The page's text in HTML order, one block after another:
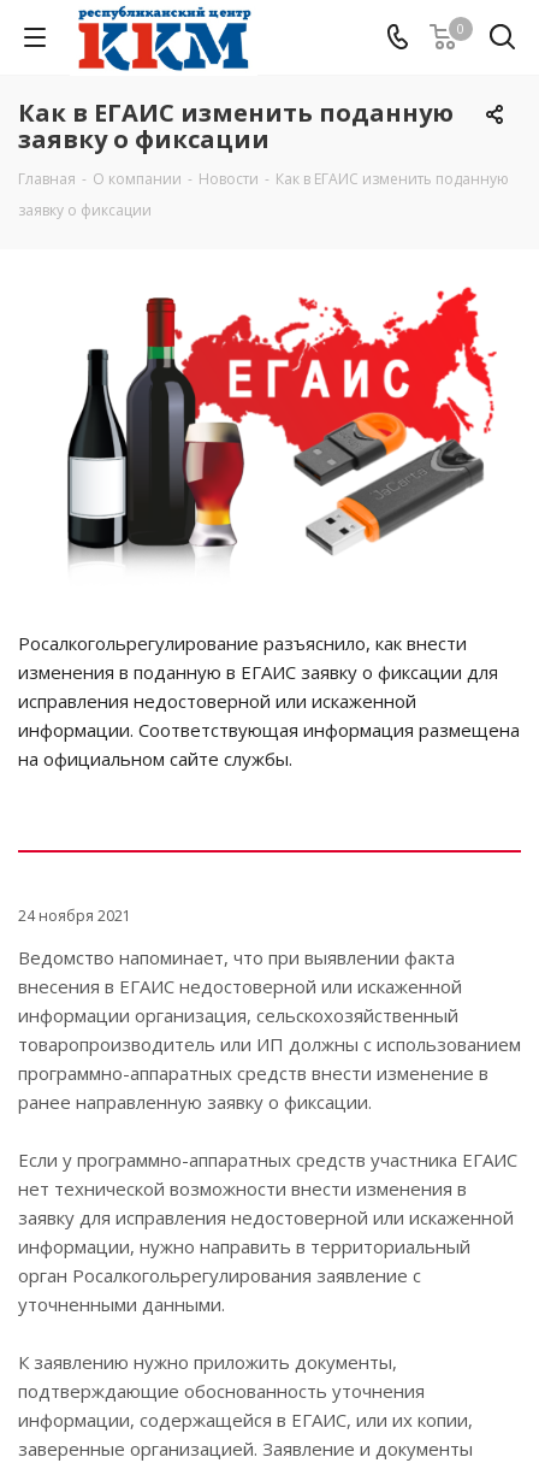
0
Как в ЕГАИС изменить поданную
заявку о фиксации
Главная - О компании - Новости - Как в ЕГАИС изменить поданную
заявку о фиксации
Росалкогольрегулирование разъяснило, как внести
изменения в поданную в ЕГАИС заявку о фиксации для
исправления недостоверной или искаженной
информации. Соответствующая информация размещена
на официальном сайте службы.
24 ноября 2021
Ведомство напоминает, что при выявлении факта
внесения в ЕГАИС недостоверной или искаженной
информации организация, сельскохозяйственный
товаропроизводитель или ИП должны с использованием
программно-аппаратных средств внести изменение в
ранее направленную заявку о фиксации.
Если у программно-аппаратных средств участника ЕГАИС
нет технической возможности внести изменения в
заявку для исправления недостоверной или искаженной
информации, нужно направить в территориальный
орган Росалкогольрегулирования заявление с
уточненными данными.
К заявлению нужно приложить документы,
подтверждающие обоснованность уточнения
информации, содержащейся в ЕГАИС, или их копии,
заверенные организацией. Заявление и документы